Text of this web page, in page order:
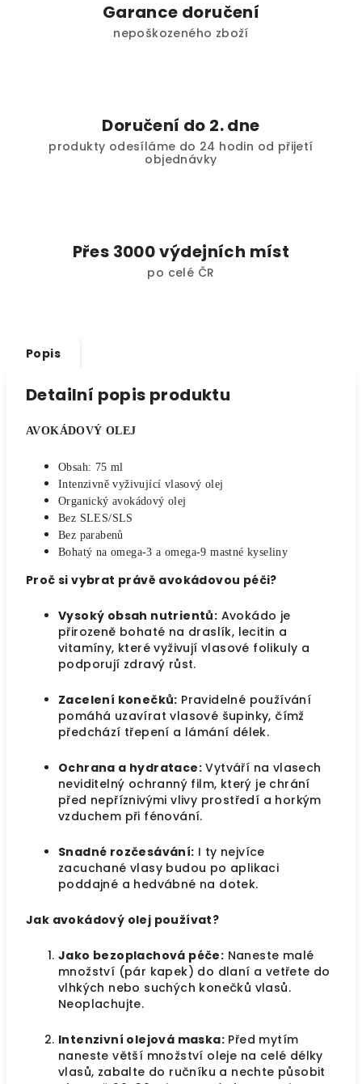
Garance doručení
nepoškozeného zboží
Doručení do 2. dne
produkty odesíláme do 24 hodin od přijetí
objednávky
Přes 3000 výdejních míst
po celé ČR
Popis
Detailní popis produktu
AVOKÁDOVÝ OLEJ
Obsah: 75 ml
Intenzivně vyživující vlasový olej
Organický avokádový olej
Bez SLES/SLS
Bez parabenů
Bohatý na omega-3 a omega-9 mastné kyseliny
Proč si vybrat právě avokádovou péči?
Vysoký obsah nutrientů: Avokádo je
přirozeně bohaté na draslík, lecitin a
vitamíny, které vyživují vlasové folikuly a
podporují zdravý růst.
Zacelení konečků: Pravidelné používání
pomáhá uzavírat vlasové šupinky, čímž
předchází třepení a lámání délek.
Ochrana a hydratace: Vytváří na vlasech
neviditelný ochranný film, který je chrání
před nepříznivými vlivy prostředí a horkým
vzduchem při fénování.
Snadné rozčesávání: I ty nejvíce
zacuchané vlasy budou po aplikaci
poddajné a hedvábné na dotek.
Jak avokádový olej používat?
Jako bezoplachová péče: Naneste malé
množství (pár kapek) do dlaní a vetřete do
vlhkých nebo suchých konečků vlasů.
Neoplachujte.
Intenzivní olejová maska: Před mytím
naneste větší množství oleje na celé délky
vlasů, zabalte do ručníku a nechte působit